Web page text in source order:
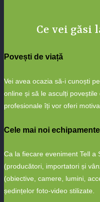
Ce vei găsi
Povești de viață
Vei avea ocazia să-i cunoști
online și să le asculți
profesionale îți vor oferi
Cele mai noi
Ca la fiecare eveniment Tell
(producători, importatori și
(obiective, camere, lumini,
ședințelor foto-video stilizate.